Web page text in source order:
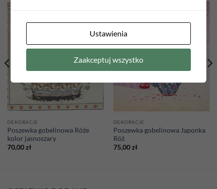
DEKORACJE
Poszewka gobelinowa Róże
kolor jasnoszary
70,00zł
DEKORACJE
Poszewka gobelinowa Japonka
Róż
75,00zł
Ustawienia
Zaakceptuj wszystko